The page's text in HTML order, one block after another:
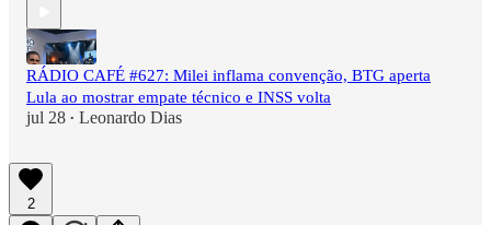
RÁDIO CAFÉ #627: Milei inflama convenção, BTG aperta
Lula ao mostrar empate técnico e INSS volta
jul 28 • Leonardo Dias
2